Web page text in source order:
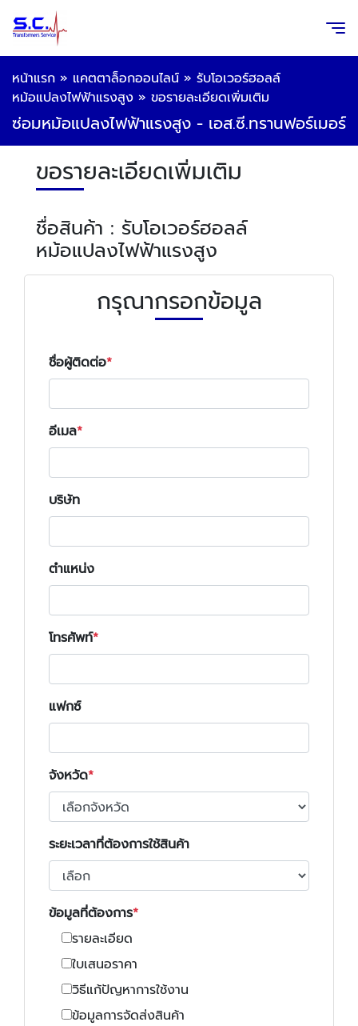
หน้าแรก » แคตตาล็อกออนไลน์ » รับโอเวอร์ฮอลล์
หม้อแปลงไฟฟ้าแรงสูง » ขอรายละเอียดเพิ่มเติม
ซ่อมหม้อแปลงไฟฟ้าแรงสูง - เอส.ซี.ทรานฟอร์เมอร์
ขอรายละเอียดเพิ่มเติม
ชื่อสินค้า : รับโอเวอร์ฮอลล์
หม้อแปลงไฟฟ้าแรงสูง
กรุณากรอกข้อมูล
ชื่อผู้ติดต่อ
อีเมล
บริษัท
ตำแหน่ง
โทรศัพท์
แฟกซ์
จังหวัด
ระยะเวลาที่ต้องการใช้สินค้า
ข้อมูลที่ต้องการ
รายละเอียด
ใบเสนอราคา
วิธีแก้ปัญหาการใช้งาน
ข้อมูลการจัดส่งสินค้า